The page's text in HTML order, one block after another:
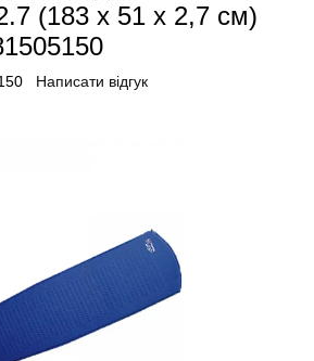
(183 х 51 х 2,7 см)
Написати відгук